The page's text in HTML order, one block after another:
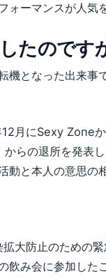
ォーマンスが人気
たのです
機となった出来事
月にSexy Zone
からの退所を発表
動と本人の意思の
大防止のための
飲み会に参加した